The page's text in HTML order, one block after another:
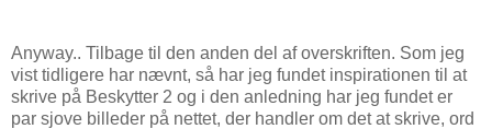
Anyway.. Tilbage til den anden del af overskriften. Som jeg
vist tidligere har nævnt, så har jeg fundet inspirationen til at
skrive på Beskytter 2 og i den anledning har jeg fundet er
par sjove billeder på nettet, der handler om det at skrive, ord